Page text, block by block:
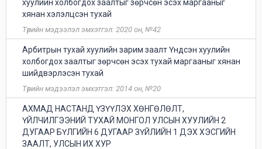
хуулийн холбогдох заалтыг зөрчсөн эсэх маргааныг
хянан хэлэлцсэн тухай
Төрийн мэдээлэл эмхэтгэл: 2020 он, №42
Арбитрын тухай хуулийн зарим заалт Үндсэн хуулийн
холбогдох заалтыг зөрчсөн эсэх тухай маргааныг хянан
шийдвэрлэсэн тухай
Төрийн мэдээлэл эмхэтгэл: 2014 он, №20
АХМАД НАСТАНД ҮЗҮҮЛЭХ ХӨНГӨЛӨЛТ,
ҮЙЛЧИЛГЭЭНИЙ ТУХАЙ МОНГОЛ УЛСЫН ХУУЛИЙН 2
ДУГААР БҮЛГИЙН 6 ДУГААР ЗҮЙЛИЙН 1 ДЭХ ХЭСГИЙН
ЗААЛТ, УЛСЫН ИХ ХУР